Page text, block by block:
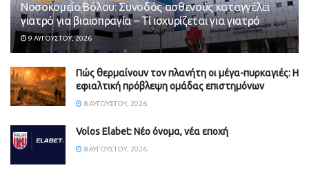
Νοσοκομείο Βόλου: Συνοδός ασθενούς καταγγέλει
γιατρό για βιαιοπραγία – Τί ισχυρίζεται για γιατρό
9 ΑΥΓΟΎΣΤΟΥ, 2026
Πώς θερμαίνουν τον πλανήτη οι μέγα-πυρκαγιές: Η
εφιαλτική πρόβλεψη ομάδας επιστημόνων
8 ΑΥΓΟΎΣΤΟΥ, 2026
Volos Elabet: Νέο όνομα, νέα εποχή
8 ΑΥΓΟΎΣΤΟΥ, 2026